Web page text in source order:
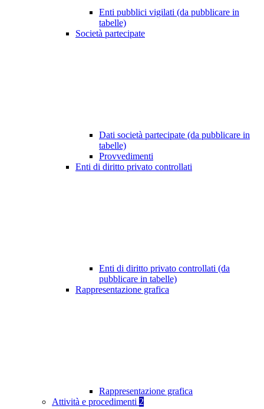
Enti pubblici vigilati (da pubblicare in
tabelle)
Società partecipate
Dati società partecipate (da pubblicare in
tabelle)
Provvedimenti
Enti di diritto privato controllati
Enti di diritto privato controllati (da
pubblicare in tabelle)
Rappresentazione grafica
Rappresentazione grafica
Attività e procedimenti 2